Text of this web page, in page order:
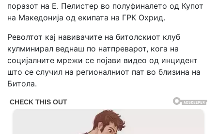
поразот на Е. Пелистер во полуфиналето од Купот
на Македонија од екипата на ГРК Охрид.
Револтот кај навивачите на битолскиот клуб
кулминирал веднаш по натпреварот, кога на
социјалните мрежи се појави видео од инцидент
што се случил на регионалниот пат во близина на
Битола.